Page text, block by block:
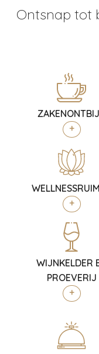
Ontsnap tot
+
+
WIJNKELDER
PROEVERIJ
+